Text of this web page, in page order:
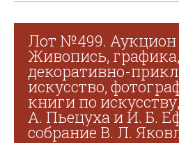
Лот №499. Аукцион
Живопись, графика,
декоративно-
искусство,
книги по
А. Пьецуха и И. Б.
собрание В. Л.